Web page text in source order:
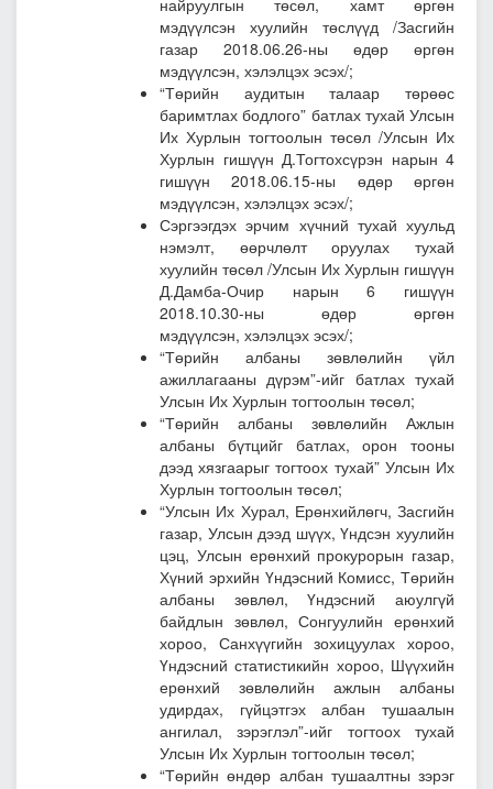
найруулгын төсөл, хамт өргөн
мэдүүлсэн хуулийн төслүүд /Засгийн
газар 2018.06.26-ны өдөр өргөн
мэдүүлсэн, хэлэлцэх эсэх/;
“Төрийн аудитын талаар төрөөс
баримтлах бодлого” батлах тухай Улсын
Их Хурлын тогтоолын төсөл /Улсын Их
Хурлын гишүүн Д.Тогтохсүрэн нарын 4
гишүүн 2018.06.15-ны өдөр өргөн
мэдүүлсэн, хэлэлцэх эсэх/;
Сэргээгдэх эрчим хүчний тухай хуульд
нэмэлт, өөрчлөлт оруулах тухай
хуулийн төсөл /Улсын Их Хурлын гишүүн
Д.Дамба-Очир нарын 6 гишүүн
2018.10.30-ны өдөр өргөн
мэдүүлсэн, хэлэлцэх эсэх/;
“Төрийн албаны зөвлөлийн үйл
ажиллагааны дүрэм”-ийг батлах тухай
Улсын Их Хурлын тогтоолын төсөл;
“Төрийн албаны зөвлөлийн Ажлын
албаны бүтцийг батлах, орон тооны
дээд хязгаарыг тогтоох тухай” Улсын Их
Хурлын тогтоолын төсөл;
“Улсын Их Хурал, Ерөнхийлөгч, Засгийн
газар, Улсын дээд шүүх, Үндсэн хуулийн
цэц, Улсын ерөнхий прокурорын газар,
Хүний эрхийн Үндэсний Комисс, Төрийн
албаны зөвлөл, Үндэсний аюулгүй
байдлын зөвлөл, Сонгуулийн ерөнхий
хороо, Санхүүгийн зохицуулах хороо,
Үндэсний статистикийн хороо, Шүүхийн
ерөнхий зөвлөлийн ажлын албаны
удирдах, гүйцэтгэх албан тушаалын
ангилал, зэрэглэл”-ийг тогтоох тухай
Улсын Их Хурлын тогтоолын төсөл;
“Төрийн өндөр албан тушаалтны зэрэг